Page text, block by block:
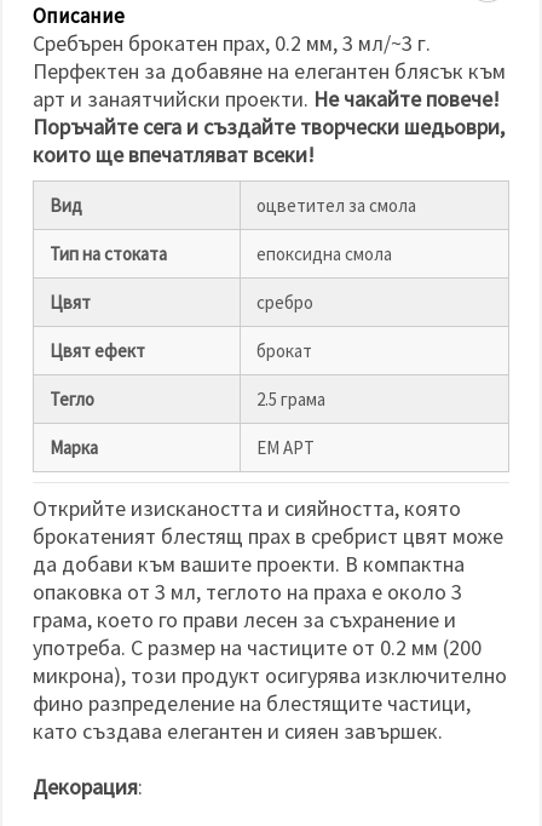
дадения
"бисквитки"
и кликнеш
бутона
"Запази"
Приеми
всички
Настройки
на
бисквитките
Описание
Сребърен брокатен прах, 0.2 мм, 3 мл/~3 г.
Перфектен за добавяне на елегантен блясък към
арт и занаятчийски проекти. Не чакайте повече!
Поръчайте сега и създайте творчески шедьоври,
които ще впечатляват всеки!
Вид оцветител за смола
Тип на стоката епоксидна смола
Цвят сребро
Цвят ефект брокат
Тегло 2.5 грама
Марка ЕМ АРТ
Открийте изискаността и сияйността, която
брокатеният блестящ прах в сребрист цвят може
да добави към вашите проекти. В компактна
опаковка от 3 мл, теглото на праха е около 3
грама, което го прави лесен за съхранение и
употреба. С размер на частиците от 0.2 мм (200
микрона), този продукт осигурява изключително
фино разпределение на блестящите частици,
като създава елегантен и сияен завършек.
Декорация: